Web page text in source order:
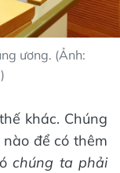
ương. (Ảnh:
khác. Chúng
để có thêm
chúng ta phải